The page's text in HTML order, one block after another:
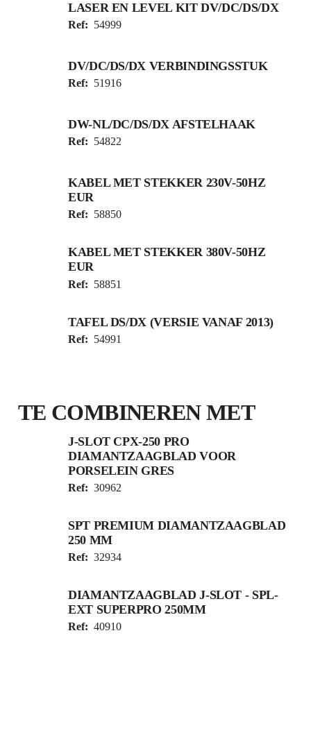
LASER EN LEVEL KIT DV/DC/DS/DX
Ref: 54999
DV/DC/DS/DX VERBINDINGSSTUK
Ref: 51916
DW-NL/DC/DS/DX AFSTELHAAK
Ref: 54822
KABEL MET STEKKER 230V-50HZ
EUR
Ref: 58850
KABEL MET STEKKER 380V-50HZ
EUR
Ref: 58851
TAFEL DS/DX (VERSIE VANAF 2013)
Ref: 54991
TE COMBINEREN MET
J-SLOT CPX-250 PRO
DIAMANTZAAGBLAD VOOR
PORSELEIN GRES
Ref: 30962
SPT PREMIUM DIAMANTZAAGBLAD
250 MM
Ref: 32934
DIAMANTZAAGBLAD J-SLOT - SPL-
EXT SUPERPRO 250MM
Ref: 40910